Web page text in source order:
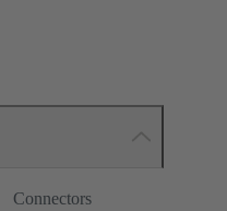
Connectors